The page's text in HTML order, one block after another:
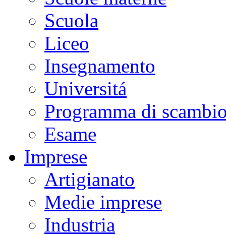
Scuola
Liceo
Insegnamento
Universitá
Programma di
Esame
Imprese
Artigianato
Medie imprese
Industria